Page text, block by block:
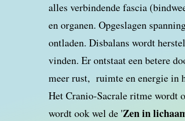
alles verbindende fascia
en organen. Opgeslagen
ontladen. Disbalans wordt
vinden. Er ontstaat een betere
meer rust, ruimte en energie in
Het Cranio-Sacrale ritme wordt
wordt ook wel de 'Zen in